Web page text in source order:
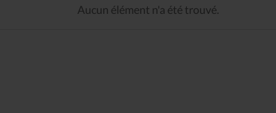
Aucun élément n'a été trouvé.